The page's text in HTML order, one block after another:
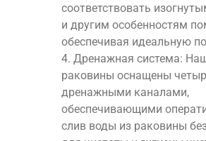
соответствовать
и другим особенностям
обеспечивая идеальную
4. Дренажная система:
раковины оснащены
дренажными каналами,
обеспечивающими
слив воды из раковины